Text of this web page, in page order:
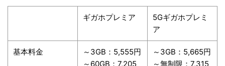
ギガホプレミア
5Gギガホプレミ
ア
基本料金
～3GB：5,555円
～60GB：7,205
～3GB：5,665円
～無制限：7,315